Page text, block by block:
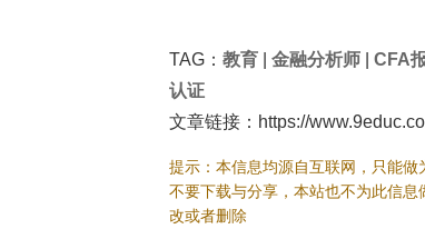
TAG： 教育 金融分析师 CFA
认证
文章链接：https://
提示：本信息均源自互联网，只能
不要下载与分享，本站也不为此信
改或者删除